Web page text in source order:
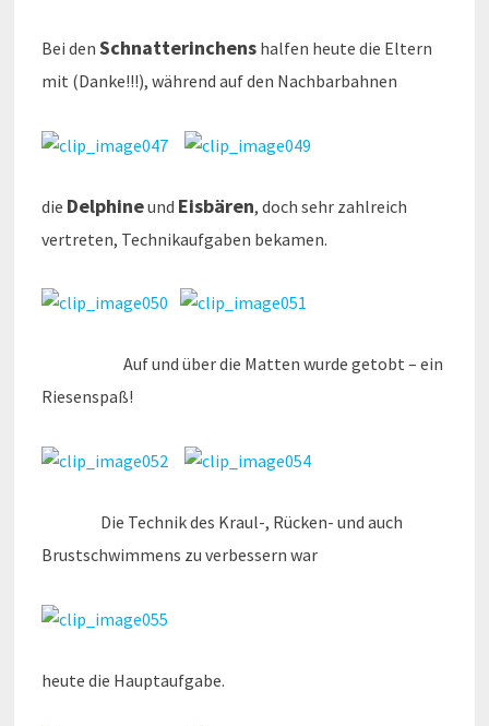
Bei den Schnatterinchenshalfen heute die Eltern
mit (Danke!!!), während auf den Nachbarbahnen
die Delphineund Eisbären, doch sehr zahlreich
vertreten, Technikaufgaben bekamen.
Auf und über die Matten wurde getobt – ein
Riesenspaß!
Die Technik des Kraul-, Rücken- und auch
Brustschwimmens zu verbessern war
heute die Hauptaufgabe.